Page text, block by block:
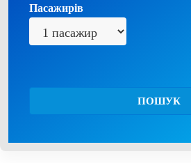
Пасажирів
ПОШУК